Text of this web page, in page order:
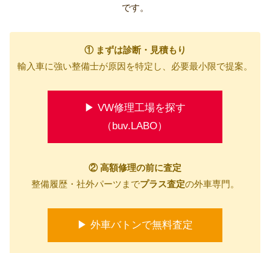
です。
① まずは診断・見積もり
輸入車に強い整備士が原因を特定し、必要最小限で提案。
▶ VW修理工場を探す
（buv.LABO）
② 高額修理の前に査定
整備履歴・社外パーツまでプラス査定の外車専門。
▶ 外車バトンで無料査定